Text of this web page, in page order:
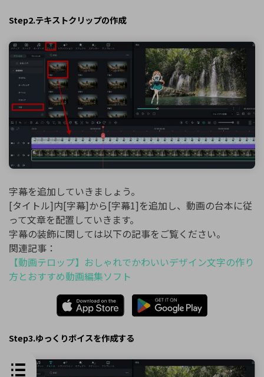
Step2.テキストクリップの作成
字幕を追加していきましょう。
[タイトル]内[字幕]から[字幕1]を追加し、動画の台本に従
って文章を配置していきます。
字幕の装飾に関しては以下の記事をご覧ください。
関連記事：
【動画テロップ】おしゃれでかわいいデザイン文字の作り
方とおすすめ動画編集ソフト
Step3.ゆっくりボイスを作成する